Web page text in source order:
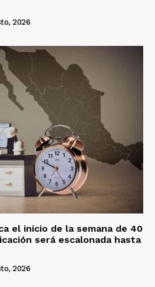
2026
el inicio de la semana de 40
será escalonada hasta
2026